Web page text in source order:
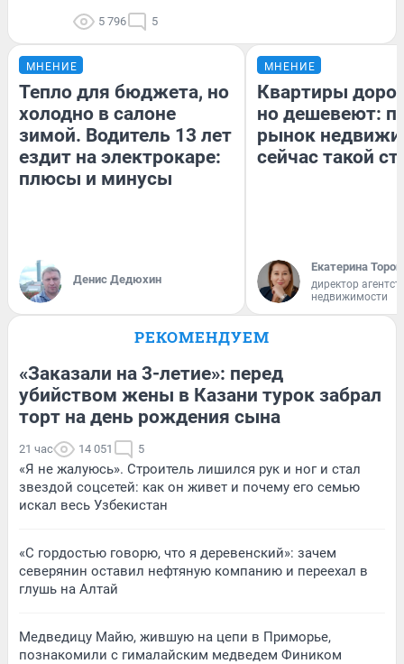
5 796 5
МНЕНИЕ
Тепло для бюджета, но
холодно в салоне
зимой. Водитель 13 лет
ездит на электрокаре:
плюсы и минусы
Денис Дедюхин
МНЕНИЕ
Квартиры
но дешевеют:
рынок
сейчас такой
Екатерина
директор
недвижимости
РЕКОМЕНДУЕМ
«Заказали на 3-летие»: перед
убийством жены в Казани турок забрал
торт на день рождения сына
21 час 14 051 5
«Я не жалуюсь». Строитель лишился рук и ног и стал
звездой соцсетей: как он живет и почему его семью
искал весь Узбекистан
«С гордостью говорю, что я деревенский»: зачем
северянин оставил нефтяную компанию и переехал в
глушь на Алтай
Медведицу Майю, жившую на цепи в Приморье,
познакомили с гималайским медведем Фиником